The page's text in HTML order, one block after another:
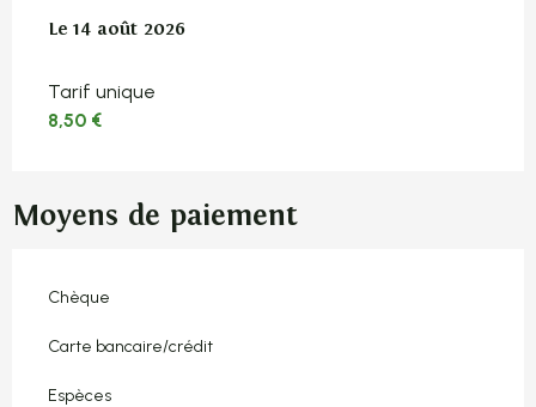
Le 14 août 2026
Le 14 août 2026
Tarif unique
8,50 €
Moyens de paiement
Chèque
Carte bancaire/crédit
Espèces